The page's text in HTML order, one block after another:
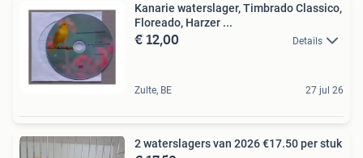
Kanarie waterslager, Timbrado Classico,
Floreado, Harzer ...
€ 12,00 Details
Zulte, BE 27 jul 26
2 waterslagers van 2026 €17.50 per stuk